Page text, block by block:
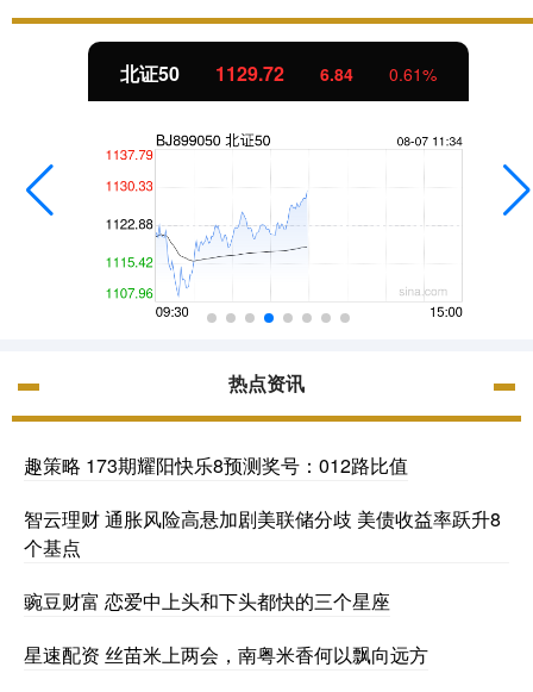
北证50 1129.72 6.84 0.61%
热点资讯
趣策略 173期耀阳快乐8预测奖号：012路比值
智云理财 通胀风险高悬加剧美联储分歧 美债收益率跃升8
个基点
豌豆财富 恋爱中上头和下头都快的三个星座
星速配资 丝苗米上两会，南粤米香何以飘向远方